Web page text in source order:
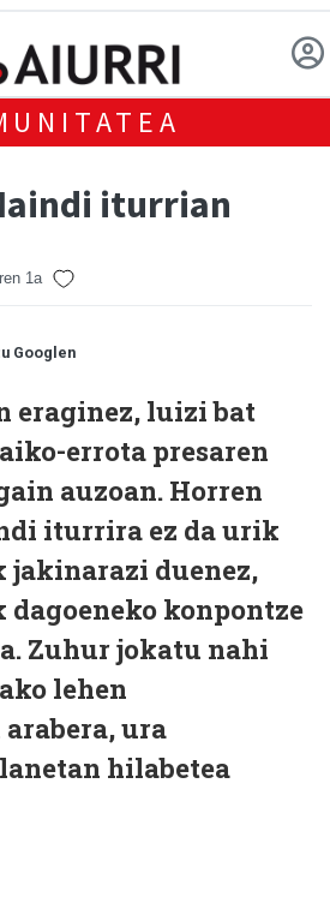
iturrian
1a
Googlen
eraginez, luizi bat
errota presaren
auzoan. Horren
iturrira ez da urik
jakinarazi duenez,
konpontze
Zuhur jokatu nahi
lehen
ura
hilabetea